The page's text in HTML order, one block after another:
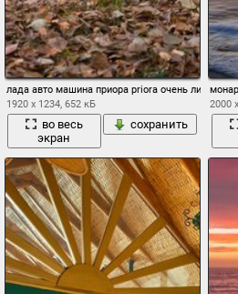
лада авто машина приора priora очень листья
1920 x 1234, 652 кБ
во весь
экран
сохранить
2000